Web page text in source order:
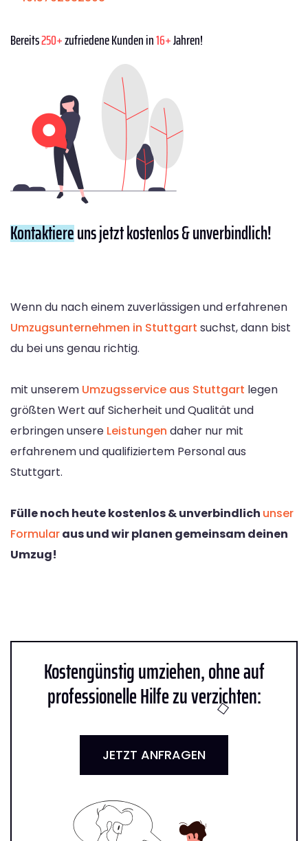
Bereits250+zufriedene Kunden in16+Jahren!
Kontaktiereuns jetzt kostenlos & unverbindlich!
Wenn du nach einem zuverlässigen und erfahrenen
Umzugsunternehmen in Stuttgart suchst, dann bist
du bei uns genau richtig.
mit unserem Umzugsservice aus Stuttgart legen
größten Wert auf Sicherheit und Qualität und
erbringen unsere Leistungen daher nur mit
erfahrenem und qualifiziertem Personal aus
Stuttgart.
Fülle noch heute kostenlos & unverbindlich unser
Formularaus und wir planen gemeinsam deinen
Umzug!
Kostengünstig umziehen, ohne auf
professionelle Hilfe zu verzichten:
JETZT ANFRAGEN